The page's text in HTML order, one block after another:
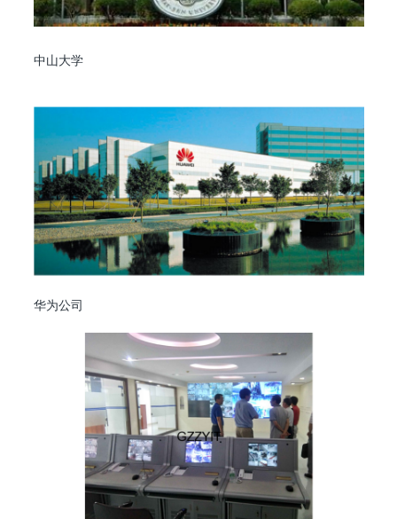
中山大学
华为公司